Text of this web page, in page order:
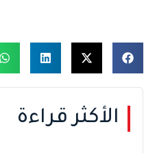
الأكثر قراءة